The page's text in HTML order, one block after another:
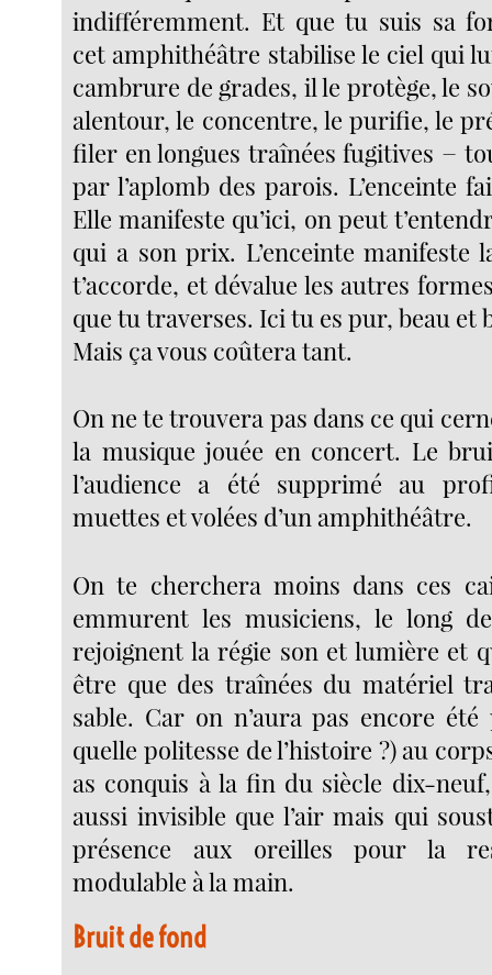
indifféremment. Et que tu suis sa
cet amphithéâtre stabilise le ciel qui
cambrure de grades, il le protège, le
alentour, le concentre, le purifie, le
filer en longues traînées fugitives −
par l’aplomb des parois. L’enceinte
Elle manifeste qu’ici, on peut
qui a son prix. L’enceinte manifeste
t’accorde, et dévalue les autres
que tu traverses. Ici tu es pur, beau et
Mais ça vous coûtera tant.
On ne te trouvera pas dans ce qui
la musique jouée en concert. Le
l’audience a été supprimé au
muettes et volées d’un amphithéâtre.
On te cherchera moins dans ces
emmurent les musiciens, le long
rejoignent la régie son et lumière et
être que des traînées du matériel
sable. Car on n’aura pas encore
quelle politesse de l’histoire ?) au
as conquis à la fin du siècle dix-
aussi invisible que l’air mais qui
présence aux oreilles pour la
modulable à la main.
Bruit de fond